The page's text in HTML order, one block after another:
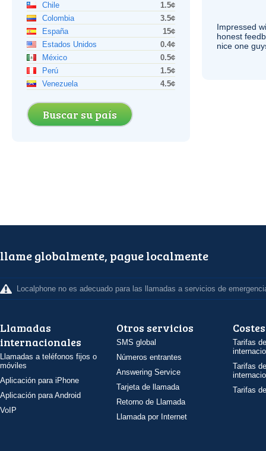
Chile
1.5¢
Colombia
3.5¢
España
15¢
Estados Unidos
0.4¢
México
0.5¢
Perú
1.5¢
Venezuela
4.5¢
Buscar su país
Impressed
honest
nice one
llame globalmente, pague localmente
Localphone no es adecuado para las llamadas a servicios de
Llamadas
internacionales
Llamadas a teléfonos fijos o
móviles
Aplicación para iPhone
Aplicación para Android
VoIP
Otros servicios
SMS global
Números entrantes
Answering Service
Tarjeta de llamada
Retorno de Llamada
Llamada por Internet
Costes
Tarifas
Tarifas
Tarifas